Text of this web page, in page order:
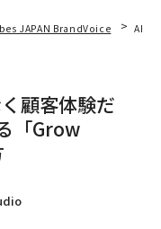
JAPAN BrandVoice AIが
顧客体験だ
「Grow